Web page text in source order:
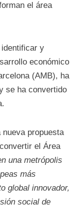
el área
y
económico
(AMB), ha
se ha convertido
propuesta
el Área
una metrópolis
más
global innovador,
social de